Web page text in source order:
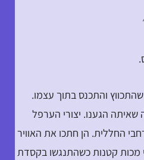
והתכנס בתוך עצמו.
שאיתה הגענו. יצורי הערפל
החללית. הן חתכו את האוויר
מכות קטנות כשהתנגשו בקסדת